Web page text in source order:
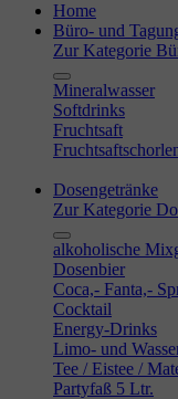
Home
Büro- und
Zur Kategorie
Mineralwasser
Softdrinks
Fruchtsaft
Dosengetränke
Zur Kategorie
alkoholische
Dosenbier
Coca,- Fanta,-
Cocktail
Energy-Drinks
Limo- und
Tee / Eistee /
Partyfaß 5 Ltr.